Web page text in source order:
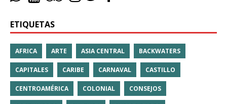
ETIQUETAS
AFRICA ARTE ASIA CENTRAL BACKWATERS
CAPITALES CARIBE CARNAVAL CASTILLO
CENTROAMÉRICA COLONIAL CONSEJOS